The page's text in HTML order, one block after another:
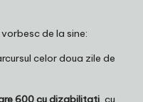
de la sine:
celor doua zile de
600 cu dizabilitati, cu